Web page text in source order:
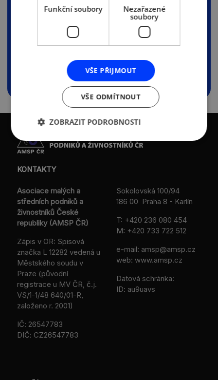
KONTAKTY
Asociace malých a
středních podniků a
živnostníků České
republiky (AMSP ČR)
Zápis v OR: Spisová
značka L 12282 vedená u
Městského soudu v
Praze (původní
registrace u MV ČR, č.j.
VS/1-1/48 640/01-R,
založeno r. 2001)
IČ: 26547783
DIČ: CZ26547783
Sokolovská 100/94
186 00 Praha 8 - Karlín
T: +420 236 080 454
M: +420 733 722 512
e-mail: amsp@amsp.cz
web: www.amsp.cz
Datová schránka:
ID: au9uavs
Funkční soubory
Nezařazené
soubory
VŠE PŘIJMOUT
VŠE ODMÍTNOUT
ZOBRAZIT PODROBNOSTI